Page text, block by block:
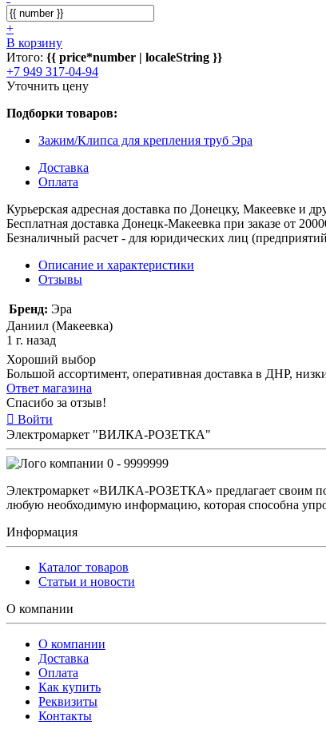
+
В корзину
Итого: {{ price*number | localeString }}
+7 949 317-04-94
Уточнить цену
Подборки товаров:
Зажим/Клипса для крепления труб Эра
Доставка
Оплата
Курьерская адресная доставка по Донецку, Макеевке и
Бесплатная доставка Донецк-Макеевка при заказе от
Безналичный расчет - для юридических лиц
Описание и характеристики
Отзывы
Бренд: Эра
Даниил (Макеевка)
1 г. назад
Хороший выбор
Большой ассортимент, оперативная доставка в ДНР,
Ответ магазина
Спасибо за отзыв!
Войти
Электромаркет "ВИЛКА-РОЗЕТКА"
0 - 9999999
Электромаркет «ВИЛКА-РОЗЕТКА» предлагает своим
любую необходимую информацию, которая способна
Информация
Каталог товаров
Статьи и новости
О компании
О компании
Доставка
Оплата
Как купить
Реквизиты
Контакты